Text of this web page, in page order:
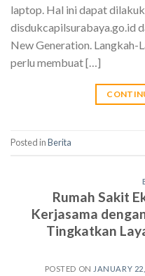
laptop. Hal ini dapat
disdukcapilsurabaya.go.id
New Generation. Langkah-
perlu membuat […]
Posted inBerita
Rumah Sakit
Kerjasama
Tingkatkan
POSTED ON JANUARY